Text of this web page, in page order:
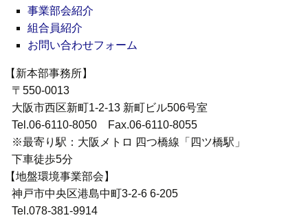
事業部会紹介
組合員紹介
お問い合わせフォーム
【新本部事務所】
〒550-0013
大阪市西区新町1-2-13 新町ビル506号室
Tel.06-6110-8050 Fax.06-6110-8055
※最寄り駅：大阪メトロ 四つ橋線「四ツ橋駅」
下車徒歩5分
【地盤環境事業部会】
神戸市中央区港島中町3-2-6 6-205
Tel.078-381-9914